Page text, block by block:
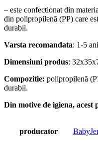
– este confectionat din
din polipropilenă (PP) care
durabil.
Varsta recomandata: 1-5
Dimensiuni produs:
Compozitie: polipropilenă
durabil.
Din motive de igiena,
producator